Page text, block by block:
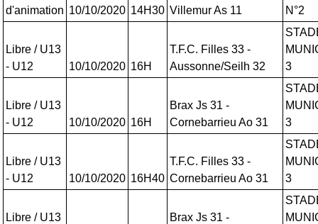
d'animation 10/10/2020 14H30 Villemur As 11
N°2
Libre / U13
- U12
10/10/2020 16H
T.F.C. Filles 33 -
Aussonne/Seilh 32
3
Libre / U13
- U12
10/10/2020 16H
Brax Js 31 -
Cornebarrieu Ao 31
3
Libre / U13
- U12
10/10/2020 16H40
T.F.C. Filles 33 -
Cornebarrieu Ao 31
3
Libre / U13
Brax Js 31 -